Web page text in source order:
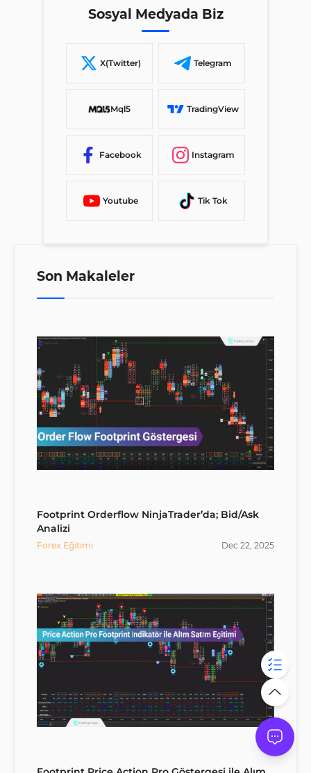
Sosyal Medyada Biz
X(Twitter) Telegram
Mql5 TradingView
Facebook Instagram
Youtube Tik Tok
Son Makaleler
Footprint Orderflow NinjaTrader’da; Bid/Ask
Analizi
Forex Eğitimi Dec 22, 2025